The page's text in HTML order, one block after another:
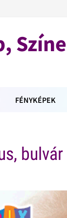
FÉNYKÉPEK
bulvár